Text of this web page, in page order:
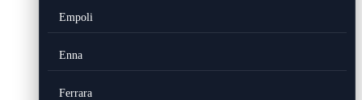
Empoli
Enna
Ferrara